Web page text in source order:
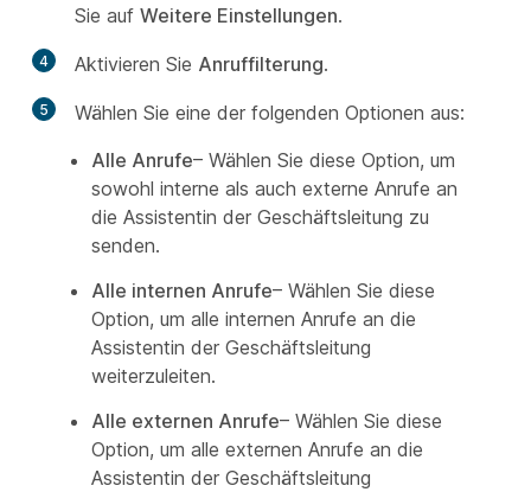
Sie auf Weitere Einstellungen.
4 Aktivieren Sie Anruffilterung.
5
Wählen Sie eine der folgenden Optionen aus:
Alle Anrufe– Wählen Sie diese Option, um
sowohl interne als auch externe Anrufe an
die Assistentin der Geschäftsleitung zu
senden.
Alle internen Anrufe– Wählen Sie diese
Option, um alle internen Anrufe an die
Assistentin der Geschäftsleitung
weiterzuleiten.
Alle externen Anrufe– Wählen Sie diese
Option, um alle externen Anrufe an die
Assistentin der Geschäftsleitung